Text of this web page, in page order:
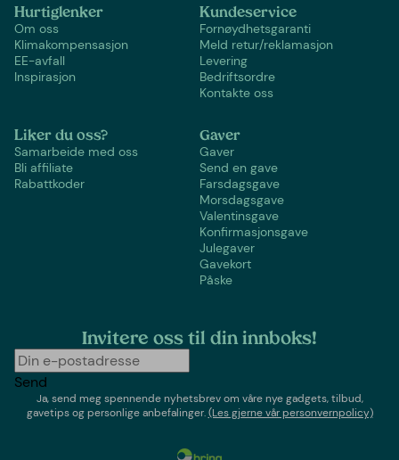
Hurtiglenker
Om oss
Klimakompensasjon
EE-avfall
Inspirasjon
Kundeservice
Fornøydhetsgaranti
Meld retur/reklamasjon
Levering
Bedriftsordre
Kontakte oss
Liker du oss?
Samarbeide med oss
Bli affiliate
Rabattkoder
Gaver
Gaver
Send en gave
Farsdagsgave
Morsdagsgave
Valentinsgave
Konfirmasjonsgave
Julegaver
Gavekort
Påske
Invitere oss til din innboks!
Send
Ja, send meg spennende nyhetsbrev om våre nye gadgets, tilbud,
gavetips og personlige anbefalinger.(Les gjerne vår personvernpolicy)